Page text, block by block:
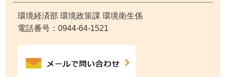
環境経済部 環境政策課 環境衛生係
電話番号：0944-64-1521